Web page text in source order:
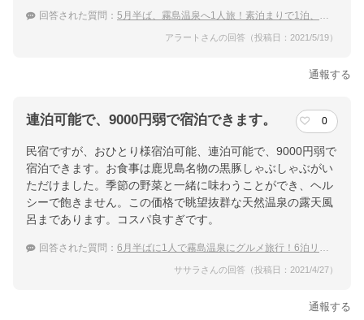
回答された質問： 5月半ば、霧島温泉へ1人旅！素泊まりで1泊、あるいは連泊で温泉が楽しみやすい宿
アラートさんの回答（投稿日：2021/5/19）
通報する
連泊可能で、9000円弱で宿泊できます。 0
民宿ですが、おひとり様宿泊可能、連泊可能で、9000円弱で
宿泊できます。お食事は鹿児島名物の黒豚しゃぶしゃぶがい
ただけました。季節の野菜と一緒に味わうことができ、ヘル
シーで飽きません。この価格で眺望抜群な天然温泉の露天風
呂まであります。コスパ良すぎです。
回答された質問： 6月半ばに1人で霧島温泉にグルメ旅行！6泊リーズナブルに宿泊できる宿
ササラさんの回答（投稿日：2021/4/27）
通報する